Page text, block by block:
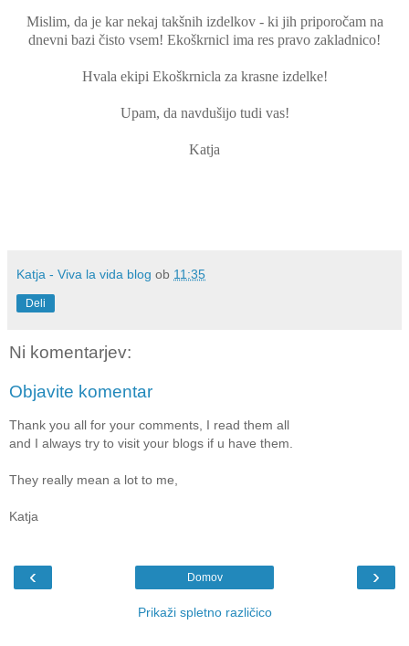
Mislim, da je kar nekaj takšnih izdelkov - ki jih priporočam na
dnevni bazi čisto vsem! Ekoškrnicl ima res pravo zakladnico!
Hvala ekipi Ekoškrnicla za krasne izdelke!
Upam, da navdušijo tudi vas!
Katja
Katja - Viva la vida blog ob 11:35
Deli
Ni komentarjev:
Objavite komentar
Thank you all for your comments, I read them all
and I always try to visit your blogs if u have them.
They really mean a lot to me,
Katja
‹ ›
Domov
Prikaži spletno različico